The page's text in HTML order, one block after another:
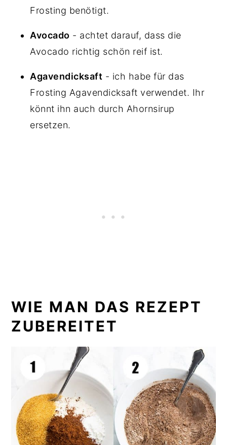
Frosting benötigt.
Avocado - achtet darauf, dass die
Avocado richtig schön reif ist.
Agavendicksaft - ich habe für das
Frosting Agavendicksaft verwendet. Ihr
könnt ihn auch durch Ahornsirup
ersetzen.
WIE MAN DAS REZEPT
ZUBEREITET